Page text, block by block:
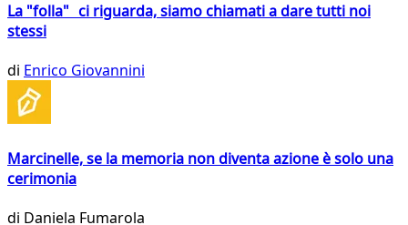
La "folla" ci riguarda, siamo chiamati a dare tutti noi
stessi
di Enrico Giovannini
Marcinelle, se la memoria non diventa azione è solo una
cerimonia
di Daniela Fumarola